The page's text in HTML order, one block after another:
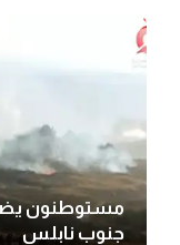
مستوطنون
جنوب نابلس